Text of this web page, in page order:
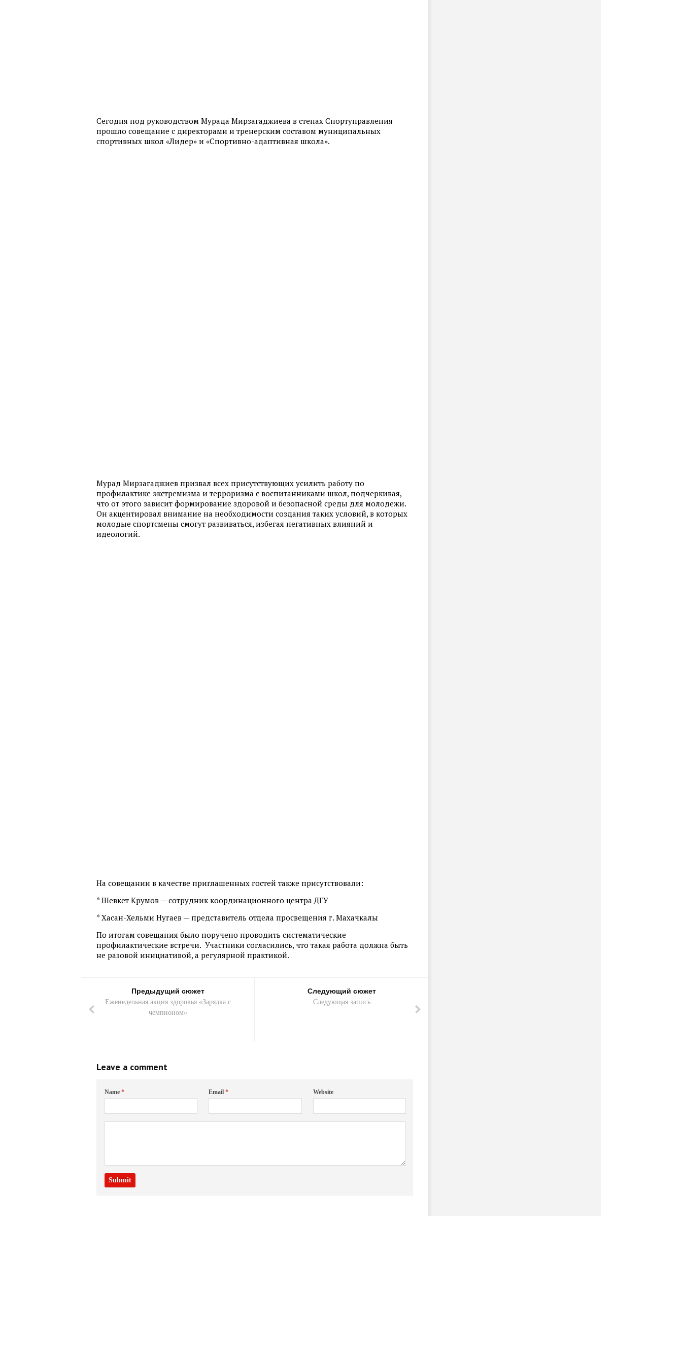
Сегодня под руководством Мурада Мирзагаджиева в стенах Спортуправления
прошло совещание с директорами и тренерским составом муниципальных
спортивных школ «Лидер» и «Спортивно-адаптивная школа».
Мурад Мирзагаджиев призвал всех присутствующих усилить работу по
профилактике экстремизма и терроризма с воспитанниками школ, подчеркивая,
что от этого зависит формирование здоровой и безопасной среды для молодежи.
Он акцентировал внимание на необходимости создания таких условий, в которых
молодые спортсмены смогут развиваться, избегая негативных влияний и
идеологий.
На совещании в качестве приглашенных гостей также присутствовали:
* Шевкет Крумов — сотрудник координационного центра ДГУ
* Хасан-Хельми Нугаев — представитель отдела просвещения г. Махачкалы
По итогам совещания было поручено проводить систематические
профилактические встречи. Участники согласились, что такая работа должна быть
не разовой инициативой, а регулярной практикой.
Предыдущий сюжет
Еженедельная акция здоровья «Зарядка с
чемпионом»
Следующий сюжет
Следующая запись
Leave a comment
Name* Email* Website